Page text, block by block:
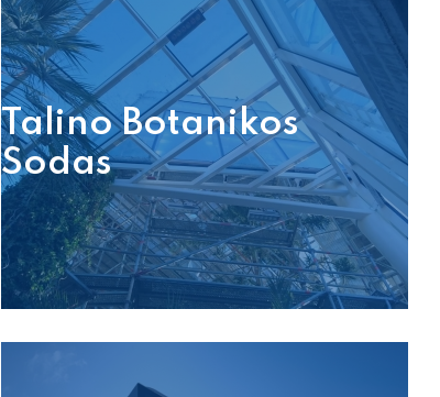
Talino Botanikos
Sodas